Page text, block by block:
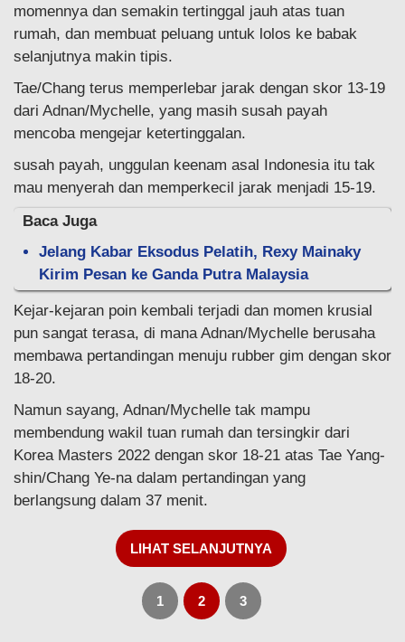
momennya dan semakin tertinggal jauh atas tuan
rumah, dan membuat peluang untuk lolos ke babak
selanjutnya makin tipis.
Tae/Chang terus memperlebar jarak dengan skor 13-19
dari Adnan/Mychelle, yang masih susah payah
mencoba mengejar ketertinggalan.
susah payah, unggulan keenam asal Indonesia itu tak
mau menyerah dan memperkecil jarak menjadi 15-19.
Baca Juga
Jelang Kabar Eksodus Pelatih, Rexy Mainaky
Kirim Pesan ke Ganda Putra Malaysia
Kejar-kejaran poin kembali terjadi dan momen krusial
pun sangat terasa, di mana Adnan/Mychelle berusaha
membawa pertandingan menuju rubber gim dengan skor
18-20.
Namun sayang, Adnan/Mychelle tak mampu
membendung wakil tuan rumah dan tersingkir dari
Korea Masters 2022 dengan skor 18-21 atas Tae Yang-
shin/Chang Ye-na dalam pertandingan yang
berlangsung dalam 37 menit.
LIHAT SELANJUTNYA
1 2 3